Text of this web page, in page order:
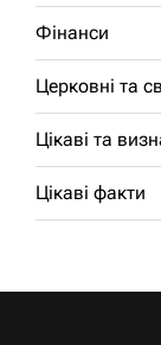
Фінанси
Церковні та
Цікаві та
Цікаві факти